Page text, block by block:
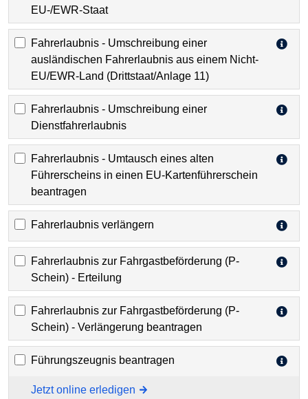
EU-/EWR-Staat
Fahrerlaubnis - Umschreibung einer
ausländischen Fahrerlaubnis aus einem Nicht-
EU/EWR-Land (Drittstaat/Anlage 11)
Fahrerlaubnis - Umschreibung einer
Dienstfahrerlaubnis
Fahrerlaubnis - Umtausch eines alten
Führerscheins in einen EU-Kartenführerschein
beantragen
Fahrerlaubnis verlängern
Fahrerlaubnis zur Fahrgastbeförderung (P-
Schein) - Erteilung
Fahrerlaubnis zur Fahrgastbeförderung (P-
Schein) - Verlängerung beantragen
Führungszeugnis beantragen
Jetzt online erledigen